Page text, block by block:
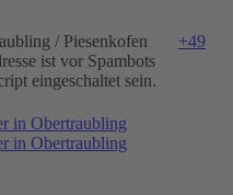
/ Piesenkofen
+49
ist vor Spambots
eingeschaltet sein.